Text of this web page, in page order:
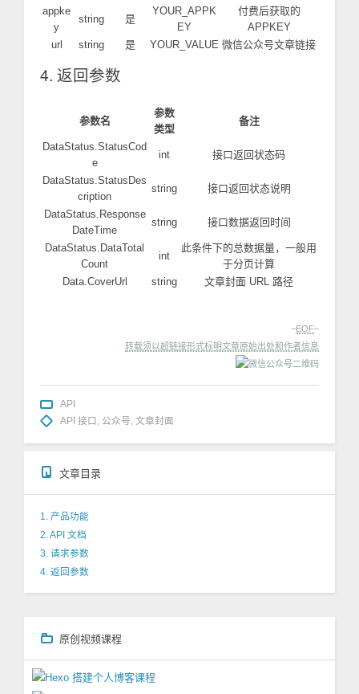
appke
y
string 是
YOUR_APPK
EY
付费后获取的
APPKEY
url
string 是 YOUR_VALUE 微信公众号文章链接
4. 返回参数
参数名
参数
类型
备注
DataStatus.StatusCod
e
int 接口返回状态码
DataStatus.StatusDes
cription
string 接口返回状态说明
DataStatus.Response
DateTime
string 接口数据返回时间
DataStatus.DataTotal
Count
int
此条件下的总数据量，一般用
于分页计算
Data.CoverUrl
string 文章封面 URL 路径
–EOF–
转载须以超链接形式标明文章原始出处和作者信息
API
API 接口
公众号 文章封面
文章目录
1. 产品功能
2. API 文档
3. 请求参数
4. 返回参数
原创视频课程